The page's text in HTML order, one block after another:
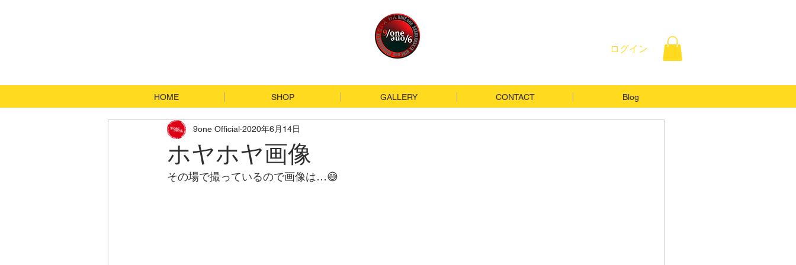
ログイン
HOME SHOP GALLERY CONTACT Blog
ホヤホヤ画像
9one Official 2020年6月14日
その場で撮っているので画像は…😅